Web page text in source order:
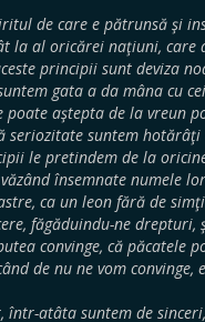
de care e pătrunsă şi
la al oricărei naţiuni,
principii sunt deviza
gata a da mâna cu
poate aştepta de la vreun
seriozitate suntem
le pretindem de la
însemnate numele
ca un leon fără de
făgăduindu-ne
convinge, că păcatele
de nu ne vom
într-atâta suntem de